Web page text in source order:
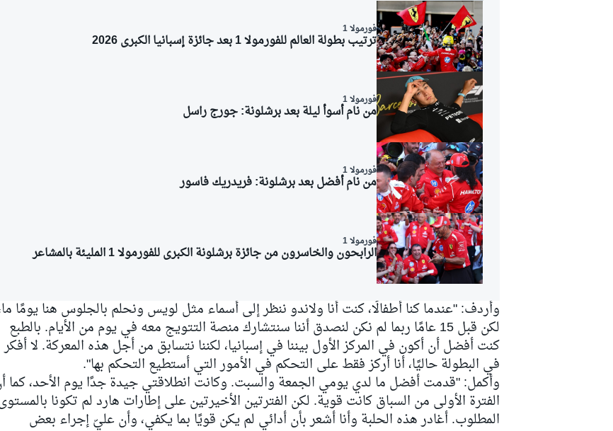
فورمولا 1
ترتيب بطولة العالم للفورمولا 1 بعد جائزة إسبانيا الكبرى 2026
فورمولا 1
من نام أسوأ ليلة بعد برشلونة: جورج راسل
فورمولا 1
من نام أفضل بعد برشلونة: فريدريك فاسور
فورمولا 1
الرابحون والخاسرون من جائزة برشلونة الكبرى للفورمولا 1 المليئة بالمشاعر
وأردف: "عندما كنا أطفالًا، كنت أنا ولاندو ننظر إلى أسماء مثل لويس ونحلم بالجلوس هنا يومًا
لكن قبل 15 عامًا ربما لم نكن لنصدق أننا سنتشارك منصة التتويج معه في يوم من الأيام. بالطبع
كنت أفضل أن أكون في المركز الأول بيننا في إسبانيا، لكننا نتسابق من أجل هذه المعركة. لا أفكر
في البطولة حاليًا، أنا أركز فقط على التحكم في الأمور التي أستطيع التحكم بها".
وأكمل: "قدمت أفضل ما لدي يومي الجمعة والسبت. وكانت انطلاقتي جيدة جدًا يوم الأحد، كما
الفترة الأولى من السباق كانت قوية. لكن الفترتين الأخيرتين على إطارات هارد لم تكونا
المطلوب. أغادر هذه الحلبة وأنا أشعر بأن أدائي لم يكن قويًا بما يكفي، وأن عليّ إجراء بعض